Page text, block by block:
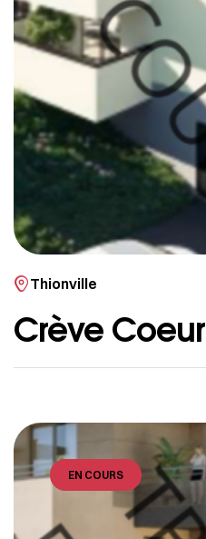
Thionville
Crève Coeur
EN COURS